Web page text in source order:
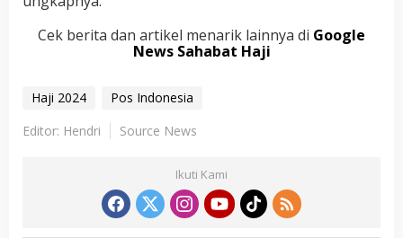
Cek berita dan artikel menarik lainnya di Google
News Sahabat Haji
Haji 2024
Pos Indonesia
Editor: Hendri
Source News
Ikuti Kami